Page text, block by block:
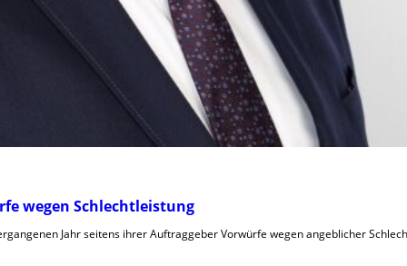
wegen Schlechtleistung
Jahr seitens ihrer Auftraggeber Vorwürfe wegen angeblicher